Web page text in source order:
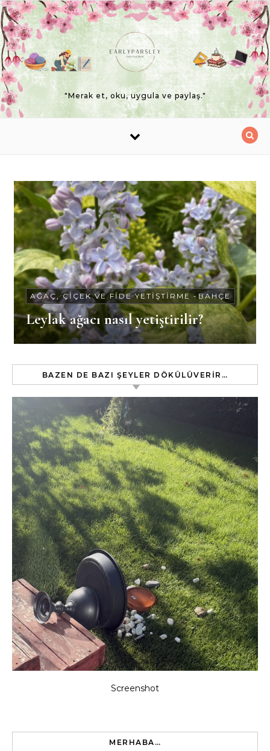
Skip to content
"Merak et, oku, uygula ve paylaş."
AĞAÇ, ÇIÇEK VE FIDE YETIŞTIRME - BAHÇE
Leylak ağacı nasıl yetiştirilir?
BAZEN DE BAZI ŞEYLER DÖKÜLÜVERIR…
Screenshot
MERHABA…